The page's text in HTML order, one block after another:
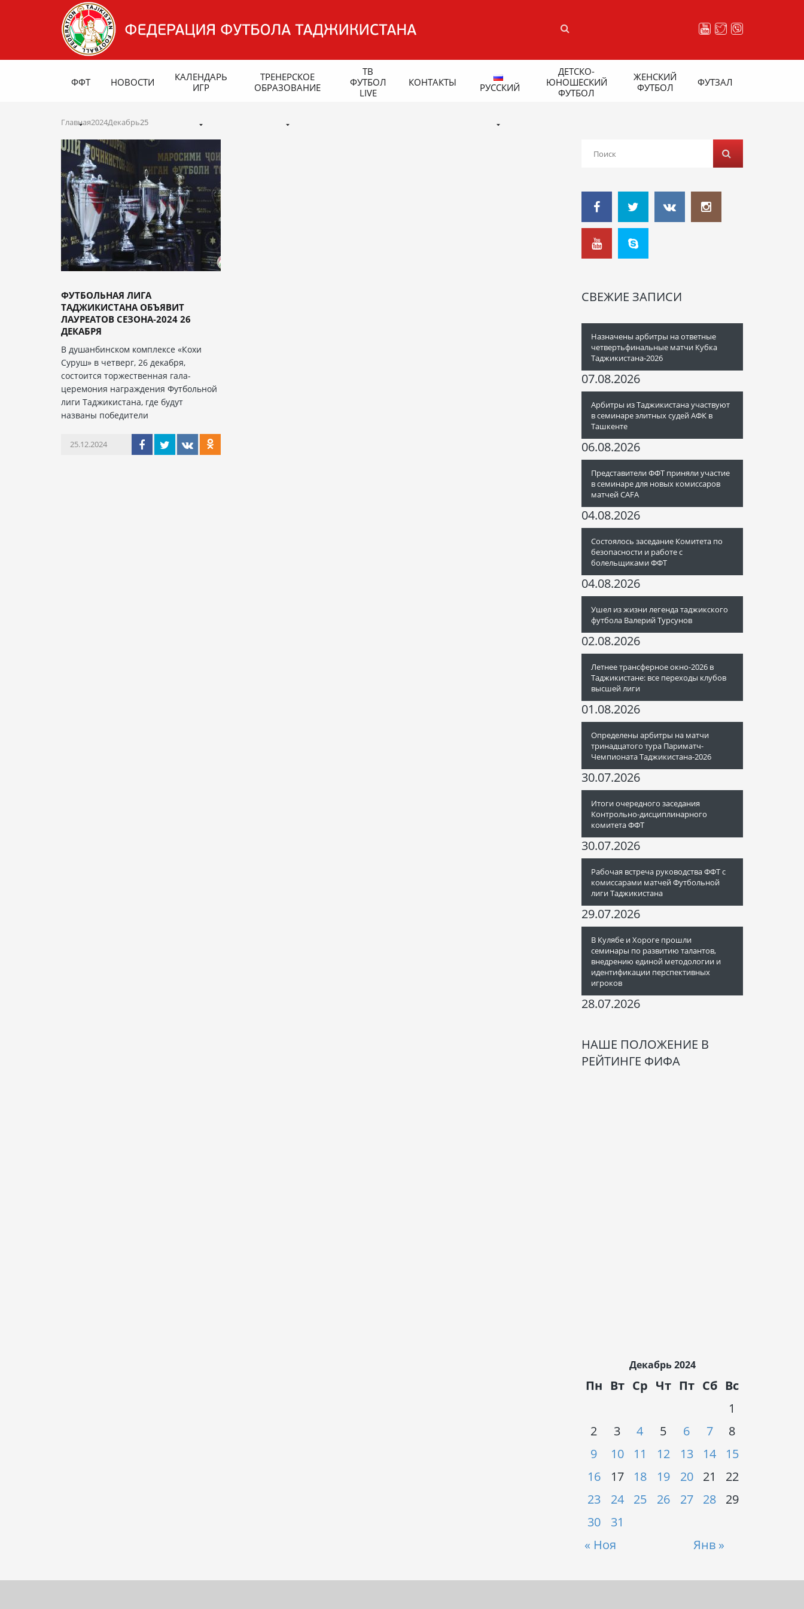
ФФТ НОВОСТИ
КАЛЕНДАРЬ
ИГР
ТРЕНЕРСКОЕ
ОБРАЗОВАНИЕ
ТВ
ФУТБОЛ
LIVE
КОНТАКТЫ РУССКИЙ
ДЕТСКО-
ЮНОШЕСКИЙ
ФУТБОЛ
ЖЕНСКИЙ
ФУТБОЛ
ФУТЗАЛ
Главная2024Декабрь25
ФУТБОЛЬНАЯ ЛИГА
ТАДЖИКИСТАНА ОБЪЯВИТ
ЛАУРЕАТОВ СЕЗОНА-2024 26
ДЕКАБРЯ
В душанбинском комплексе «Кохи
Суруш» в четверг, 26 декабря,
состоится торжественная гала-
церемония награждения Футбольной
лиги Таджикистана, где будут
названы победители
25.12.2024
СВЕЖИЕ ЗАПИСИ
Назначены арбитры на ответные
четвертьфинальные матчи Кубка
Таджикистана-2026
07.08.2026
Арбитры из Таджикистана участвуют
в семинаре элитных судей АФК в
Ташкенте
06.08.2026
Представители ФФТ приняли участие
в семинаре для новых комиссаров
матчей CAFA
04.08.2026
Состоялось заседание Комитета по
безопасности и работе с
болельщиками ФФТ
04.08.2026
Ушел из жизни легенда таджикского
футбола Валерий Турсунов
02.08.2026
Летнее трансферное окно-2026 в
Таджикистане: все переходы клубов
высшей лиги
01.08.2026
Определены арбитры на матчи
тринадцатого тура Париматч-
Чемпионата Таджикистана-2026
30.07.2026
Итоги очередного заседания
Контрольно-дисциплинарного
комитета ФФТ
30.07.2026
Рабочая встреча руководства ФФТ с
комиссарами матчей Футбольной
лиги Таджикистана
29.07.2026
В Кулябе и Хороге прошли
семинары по развитию талантов,
внедрению единой методологии и
идентификации перспективных
игроков
28.07.2026
НАШЕ ПОЛОЖЕНИЕ В
РЕЙТИНГЕ ФИФА
Декабрь 2024
Пн Вт Ср Чт Пт Сб Вс
« Ноя Янв »
1
2
3 4 5 6 7
8
9
10 11 12 13 14
15
16
17 18 19 20 21
22
23
24 25 26 27 28
29
30
31